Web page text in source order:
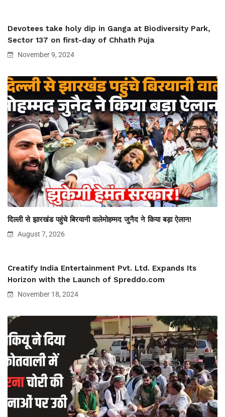
Devotees take holy dip in Ganga at Biodiversity Park,
Sector 137 on first-day of Chhath Puja
November 9, 2024
दिल्ली से झारखंड पहुंचे बिरयानी वालेमोहम्मद जुनैद ने किया बड़ा ऐलान!
August 7, 2026
Creatify India Entertainment Pvt. Ltd. Expands Its
Horizon with the Launch of Spreddo.com
November 18, 2024